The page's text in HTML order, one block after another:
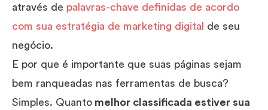
através de palavras-chave definidas de acordo
com sua estratégia de marketing digital
de seu
negócio.
E por que é importante que suas páginas sejam
bem ranqueadas nas ferramentas de busca?
Simples. Quanto melhor classificada estiver sua